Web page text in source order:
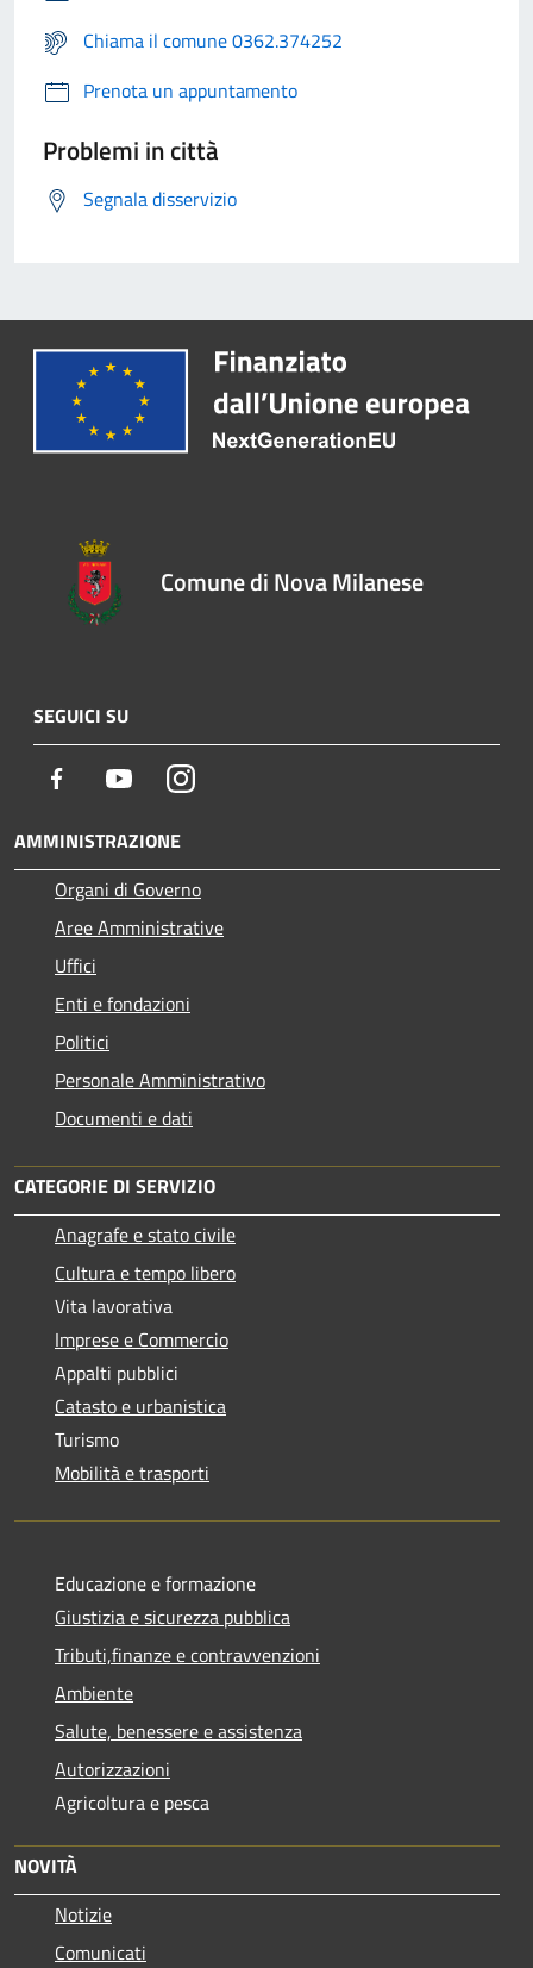
Chiama il comune 0362.374252
Prenota un appuntamento
Problemi in città
Segnala disservizio
Comune di Nova Milanese
SEGUICI SU
Facebook YoutubeInstagram
AMMINISTRAZIONE
Organi di Governo
Aree Amministrative
Uffici
Enti e fondazioni
Politici
Personale Amministrativo
Documenti e dati
CATEGORIE DI SERVIZIO
Anagrafe e stato civile
Cultura e tempo libero
Vita lavorativa
Imprese e Commercio
Appalti pubblici
Catasto e urbanistica
Turismo
Mobilità e trasporti
Educazione e formazione
Giustizia e sicurezza pubblica
Tributi,finanze e contravvenzioni
Ambiente
Salute, benessere e assistenza
Autorizzazioni
Agricoltura e pesca
NOVITÀ
Notizie
Comunicati